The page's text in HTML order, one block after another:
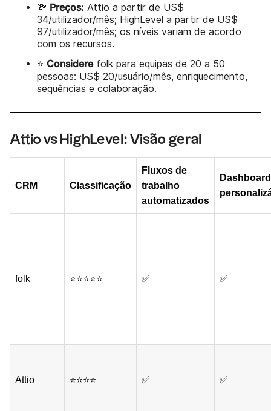
💸 Preços: Attio a partir de US$
34/utilizador/mês; HighLevel a partir de US$
97/utilizador/mês; os níveis variam de acordo
com os recursos.
⭐ Considere folk para equipas de 20 a 50
pessoas: US$ 20/usuário/mês, enriquecimento,
sequências e colaboração.
Attio vs HighLevel: Visão geral
CRM Classificação
Fluxos de
trabalho
automatizados
folk ⭐⭐⭐⭐⭐ ✅ ✅
Attio ⭐⭐⭐⭐ ✅ ✅